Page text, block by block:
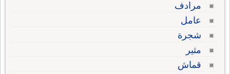
مرادف
عامل
شجرة
مثير
قماش